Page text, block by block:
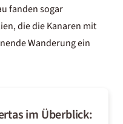
fanden sogar
die dieKanaren mit
Wanderung ein
im Überblick: